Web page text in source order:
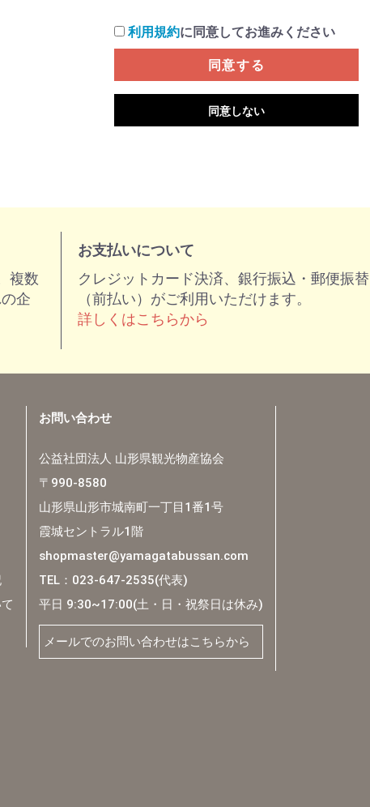
利用規約に同意してお進みください
同意する
同意しない
複数
企
お支払いについて
クレジットカード決済、銀行振込・郵便振替
（前払い）がご利用いただけます。
詳しくはこちらから
お問い合わせ
公益社団法人 山形県観光物産協会
〒990-8580
山形県山形市城南町一丁目1番1号
霞城セントラル1階
shopmaster@yamagatabussan.com
TEL：023-647-2535(代表)
平日 9:30~17:00(土・日・祝祭日は休み)
メールでのお問い合わせはこちらから